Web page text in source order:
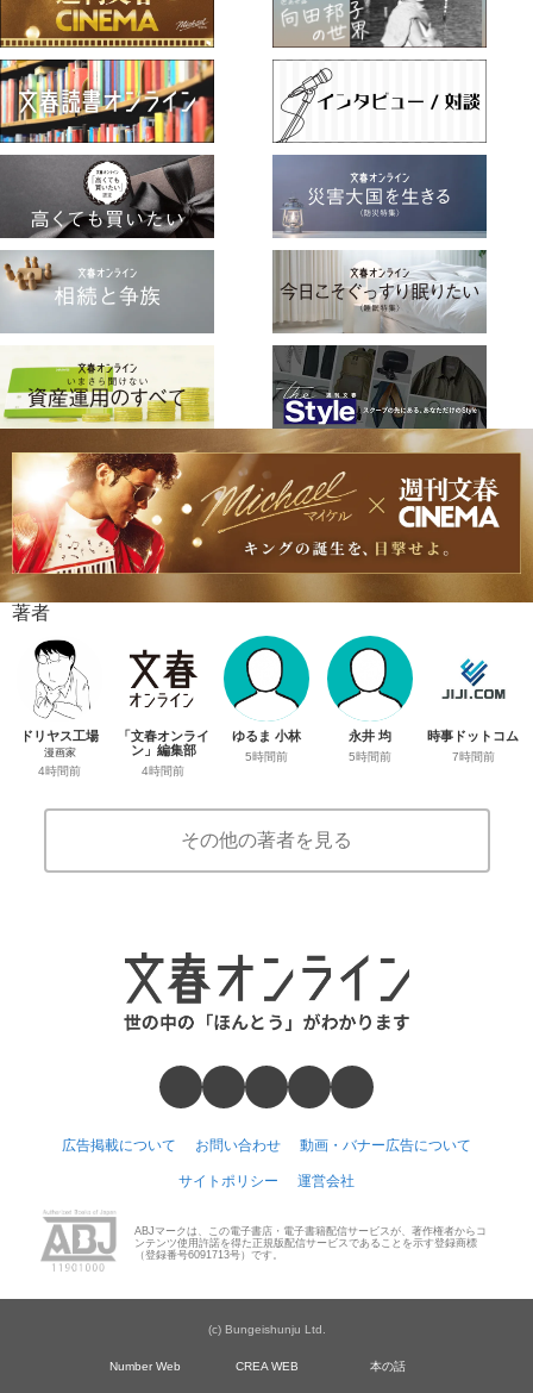
著者
ドリヤス工場
漫画家
4時間前
「文春オンライ
ン」編集部
4時間前
ゆるま 小林
5時間前
永井 均
5時間前
時事ドットコム
7時間前
その他の著者を見る
広告掲載について お問い合わせ 動画・バナー広告について
サイトポリシー 運営会社
ABJマークは、この電子書店・電子書籍配信サービスが、著作権者からコ
ンテンツ使用許諾を得た正規版配信サービスであることを示す登録商標
（登録番号6091713号）です。
(c) Bungeishunju Ltd.
Number Web CREA WEB 本の話